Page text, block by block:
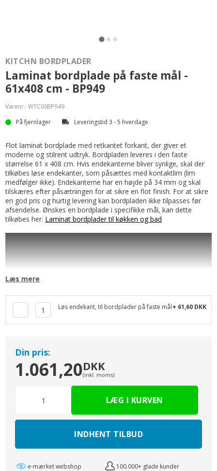
KITCHN BORDPLADER
Laminat bordplade på faste mål -
61x408 cm - BP949
Varenr.:WTC0SBP949
På fjernlager
Leveringstid 3 - 5 hverdage
Flot laminat bordplade med retkantet forkant, der giver et
moderne og stilrent udtryk. Bordpladen leveres i den faste
størrelse 61 x 408 cm. Hvis endekanterne bliver synlige, skal der
tilkøbes løse endekanter, som påsættes med kontaktlim (lim
medfølger ikke). Endekanterne har en højde på 34 mm og skal
tilskæres efter påsætningen for at sikre en flot finish. For at sikre
en god pris og hurtig levering kan bordpladen ikke tilpasses før
afsendelse. Ønskes en bordplade i specifikke mål, kan dette
tilkøbes her: Laminat bordplader til køkken og bad
Læs mere
Løs endekant, til bordplader på faste mål+ 61,60 DKK
Din pris:
1.061,20DKK
(inkl. moms)
INDHENT TILBUD
e-mærket webshop 100.000+ glade kunder